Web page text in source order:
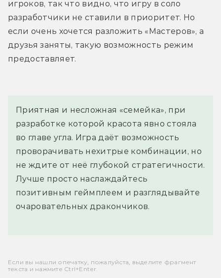
игроков, так что видно, что игру в соло
разработчики не ставили в приоритет. Но
если очень хочется разложить «Мастеров», а
друзья заняты, такую возможность режим
предоставляет.
Приятная и несложная «семейка», при
разработке которой красота явно стояла
во главе угла. Игра даёт возможность
проворачивать нехитрые комбинации, но
не ждите от неё глубокой стратегичности.
Лучше просто наслаждайтесь
позитивным геймплеем и разглядывайте
очаровательных дракончиков.
Если вы нашли опечатку, пожалуйста, выделите фрагмент
текста и нажмите Ctrl+Enter.